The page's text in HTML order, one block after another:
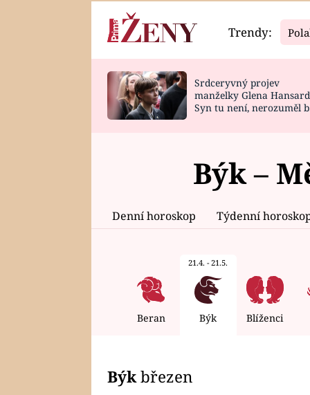
Horoskopy
HOROSKOP NA
Video
CELEBRITY
VAŘENÍ
Trendy:
Srdceryvný projev
manželky Glena
Syn tu není, nerozuměl
Býk –
Denní horoskop Týdenní
Beran
21.4. - 21.5.
Býk Blíženci
Býkbřezen